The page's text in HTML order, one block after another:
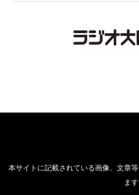
本サイトに記載されている画像、文章
ます